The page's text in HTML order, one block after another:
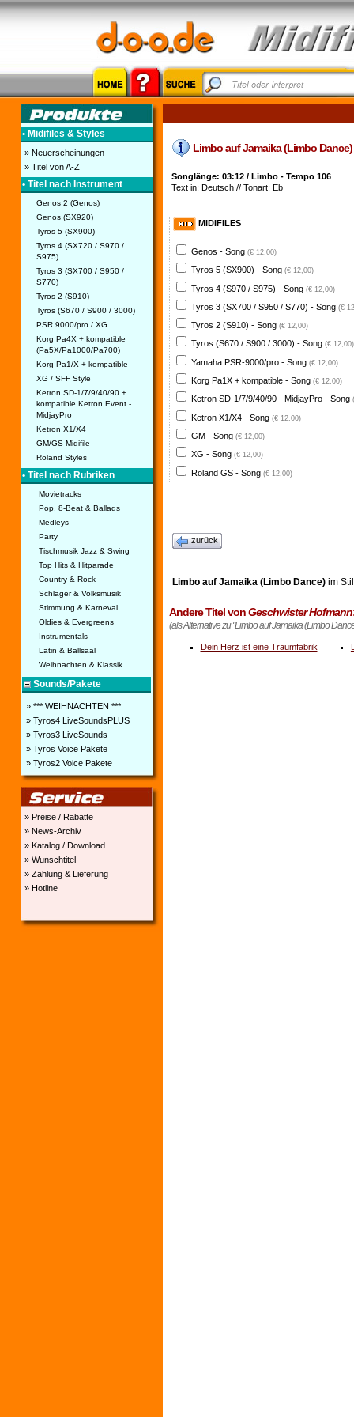
• Midifiles & Styles
» Neuerscheinungen
» Titel von A-Z
• Titel nach Instrument
Genos 2 (Genos)
Genos (SX920)
Tyros 5 (SX900)
Tyros 4 (SX720 / S970 /
S975)
Tyros 3 (SX700 / S950 /
S770)
Tyros 2 (S910)
Tyros (S670 / S900 / 3000)
PSR 9000/pro / XG
Korg Pa4X + kompatible
(Pa5X/Pa1000/Pa700)
Korg Pa1/X + kompatible
XG / SFF Style
Ketron SD-1/7/9/40/90 +
kompatible Ketron Event -
MidjayPro
Ketron X1/X4
GM/GS-Midifile
Roland Styles
• Titel nach Rubriken
Movietracks
Pop, 8-Beat & Ballads
Medleys
Party
Tischmusik Jazz & Swing
Top Hits & Hitparade
Country & Rock
Schlager & Volksmusik
Stimmung & Karneval
Oldies & Evergreens
Instrumentals
Latin & Ballsaal
Weihnachten & Klassik
Sounds/Pakete
» *** WEIHNACHTEN ***
» Tyros4 LiveSoundsPLUS
» Tyros3 LiveSounds
» Tyros Voice Pakete
» Tyros2 Voice Pakete
» Preise / Rabatte
» News-Archiv
» Katalog / Download
» Wunschtitel
» Zahlung & Lieferung
» Hotline
Limbo auf Jamaika (Limbo
Songlänge: 03:12 / Limbo - Tempo 106
Text in: Deutsch // Tonart: Eb
MIDIFILES
Genos - Song (€ 12,00)
Tyros 5 (SX900) - Song (€ 12,00)
Tyros 4 (S970 / S975) - Song (€ 12,00)
Tyros 3 (SX700 / S950 / S770) - Song (€
Tyros 2 (S910) - Song (€ 12,00)
Tyros (S670 / S900 / 3000) - Song (€ 12,00)
Yamaha PSR-9000/pro - Song (€ 12,00)
Korg Pa1X + kompatible - Song (€ 12,00)
Ketron SD-1/7/9/40/90 - MidjayPro - Song
Ketron X1/X4 - Song (€ 12,00)
GM - Song (€ 12,00)
XG - Song (€ 12,00)
Roland GS - Song (€ 12,00)
zurück
Limbo auf Jamaika (Limbo Dance)im
Andere Titel vonGeschwister Hofmann
(als Alternative zu "Limbo auf Jamaika (Limbo
Dein Herz ist eine Traumfabrik